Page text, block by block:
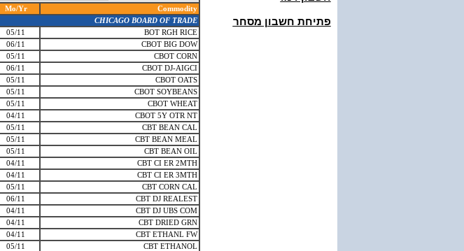
פתיחת חשבון מסחר
Commodity
Mo/Yr
CHICAGO BOARD OF TRADE
BOT RGH RICE
05/11
CBOT BIG DOW
06/11
CBOT CORN
05/11
CBOT DJ-AIGCI
06/11
CBOT OATS
05/11
CBOT SOYBEANS
05/11
CBOT WHEAT
05/11
CBOT 5Y OTR NT
04/11
CBT BEAN CAL
05/11
CBT BEAN MEAL
05/11
CBT BEAN OIL
05/11
CBT CI ER 2MTH
04/11
CBT CI ER 3MTH
04/11
CBT CORN CAL
05/11
CBT DJ REALEST
06/11
CBT DJ UBS COM
04/11
CBT DRIED GRN
04/11
CBT ETHANL FW
04/11
CBT ETHANOL
05/11